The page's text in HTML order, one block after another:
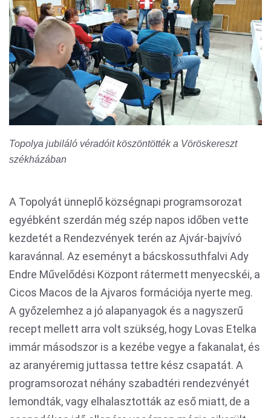
Topolya jubiláló véradóit köszöntötték a Vöröskereszt
székházában
A Topolyát ünneplő községnapi programsorozat
egyébként szerdán még szép napos időben vette
kezdetét a Rendezvények terén az Ajvár-bajvívó
karavánnal. Az eseményt a bácskossuthfalvi Ady
Endre Művelődési Központ rátermett menyecskéi, a
Cicos Macos de la Ajvaros formációja nyerte meg.
A győzelemhez a jó alapanyagok és a nagyszerű
recept mellett arra volt szükség, hogy Lovas Etelka
immár másodszor is a kezébe vegye a fakanalat, és
az aranyéremig juttassa tettre kész csapatát. A
programsorozat néhány szabadtéri rendezvényét
lemondták, vagy elhalasztották az eső miatt, de a